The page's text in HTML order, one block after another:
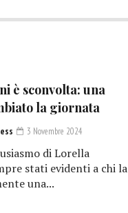
è sconvolta: una
la giornata
3 Novembre 2024
di Lorella
stati evidenti a chi la
una...